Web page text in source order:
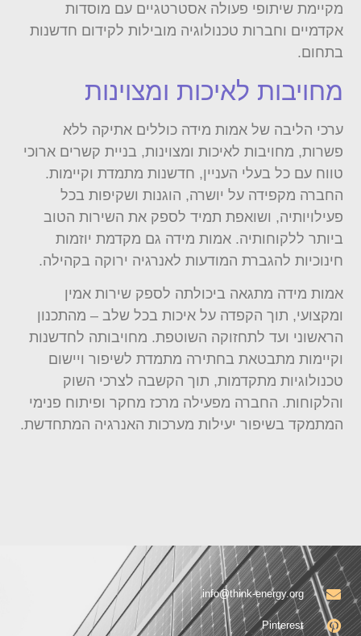
מקיימת שיתופי פעולה אסטרטגיים עם מוסדות
אקדמיים וחברות טכנולוגיה מובילות לקידום חדשנות
בתחום.
מחויבות לאיכות ומצוינות
ערכי הליבה של אמות מידה כוללים אתיקה ללא
פשרות, מחויבות לאיכות ומצוינות, בניית קשרים ארוכי
טווח עם כל בעלי העניין, חדשנות מתמדת וקיימות.
החברה מקפידה על יושרה, הוגנות ושקיפות בכל
פעילויותיה, ושואפת תמיד לספק את השירות הטוב
ביותר ללקוחותיה. אמות מידה גם מקדמת יוזמות
חינוכיות להגברת המודעות לאנרגיה ירוקה בקהילה.
אמות מידה מתגאה ביכולתה לספק שירות אמין
ומקצועי, תוך הקפדה על איכות בכל שלב – מהתכנון
הראשוני ועד לתחזוקה השוטפת. מחויבותה לחדשנות
וקיימות מתבטאת בחתירה מתמדת לשיפור ויישום
טכנולוגיות מתקדמות, תוך הקשבה לצרכי השוק
והלקוחות. החברה מפעילה מרכז מחקר ופיתוח פנימי
המתמקד בשיפור יעילות מערכות האנרגיה המתחדשת.
info@think-energy.org
Pinterest